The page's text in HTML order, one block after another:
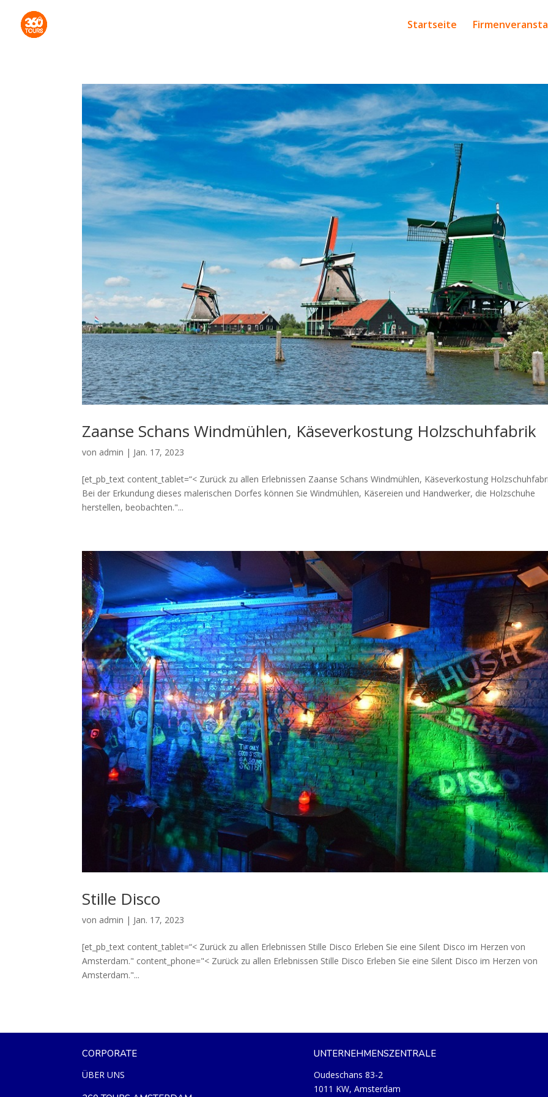
Startseite
Zaanse Schans Windmühlen, Käseverkostung Holzschuhfabrik
von admin | Jan. 17, 2023
[et_pb_text content_tablet=“< Zurück zu allen Erlebnissen Zaanse Schans Windmühlen, Käseverkostung
Bei der Erkundung dieses malerischen Dorfes können Sie Windmühlen, Käsereien und Handwerker, die Holzschuhe
herstellen, beobachten."...
Stille Disco
von admin | Jan. 17, 2023
[et_pb_text content_tablet=“< Zurück zu allen Erlebnissen Stille Disco Erleben Sie eine Silent Disco im Herzen von
Amsterdam." content_phone="< Zurück zu allen Erlebnissen Stille Disco Erleben Sie eine Silent Disco im Herzen von
Amsterdam."...
CORPORATE
ÜBER UNS
UNTERNEHMENSZENTRALE
Oudeschans 83-2
1011 KW, Amsterdam